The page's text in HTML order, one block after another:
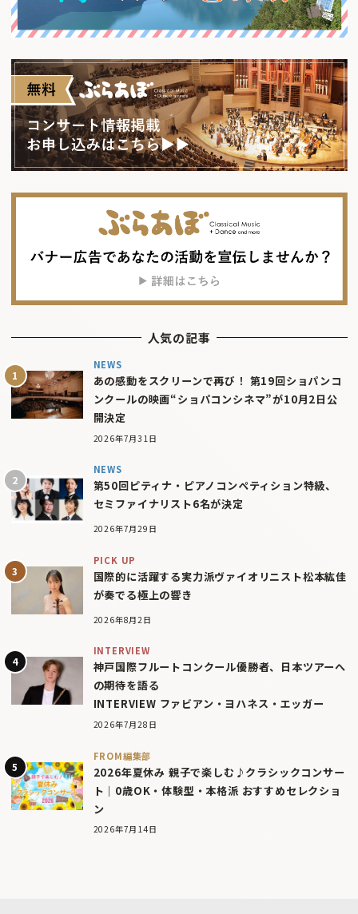
人気の記事
NEWS
あの感動をスクリーンで再び！ 第19回ショパンコ
ンクールの映画“ショパコンシネマ”が10月2日公
開決定
2026年7月31日
NEWS
第50回ピティナ・ピアノコンペティション特級、
セミファイナリスト6名が決定
2026年7月29日
PICK UP
国際的に活躍する実力派ヴァイオリニスト松本紘佳
が奏でる極上の響き
2026年8月2日
INTERVIEW
神戸国際フルートコンクール優勝者、日本ツアーへ
の期待を語る
INTERVIEW ファビアン・ヨハネス・エッガー
2026年7月28日
FROM編集部
2026年夏休み 親子で楽しむ♪クラシックコンサー
ト｜0歳OK・体験型・本格派 おすすめセレクショ
ン
2026年7月14日